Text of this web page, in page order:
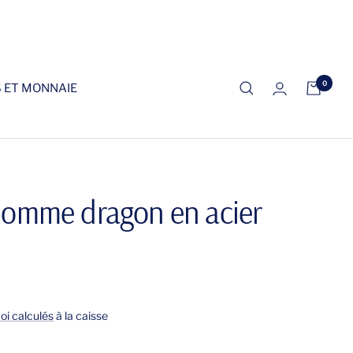
ET MONNAIE 0
dragon en acier
calculésà la caisse